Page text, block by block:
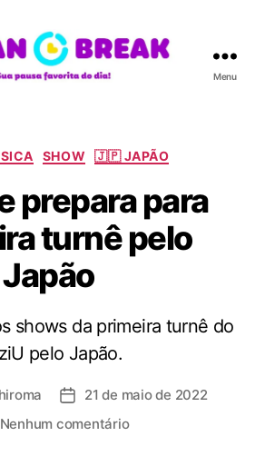
A
B
R
E
A
K
Menu
C
t
e
g
o
r
i
s
SHOW 🇯🇵 JAPÃO
prepara para
turnê pelo
Japão
shows da primeira turnê do
pelo Japão.
D 21 de maio de 2022
Nenhum comentárioe